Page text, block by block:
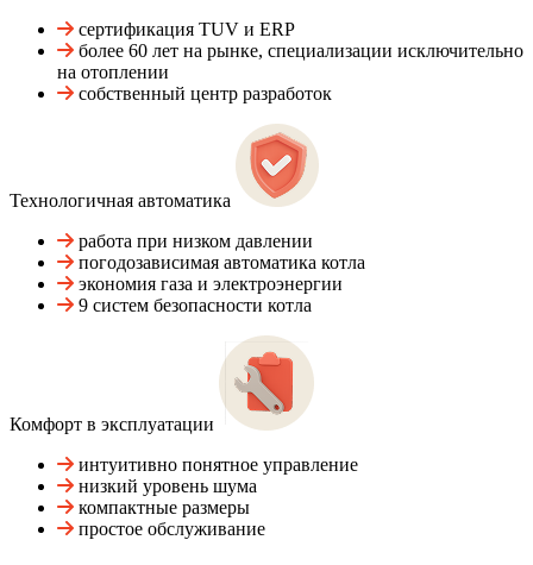
сертификация TUV и ERP
более 60 лет на рынке, специализации исключительно
на отоплении
собственный центр разработок
Технологичная автоматика
работа при низком давлении
погодозависимая автоматика котла
экономия газа и электроэнергии
9 систем безопасности котла
Комфорт в эксплуатации
интуитивно понятное управление
низкий уровень шума
компактные размеры
простое обслуживание